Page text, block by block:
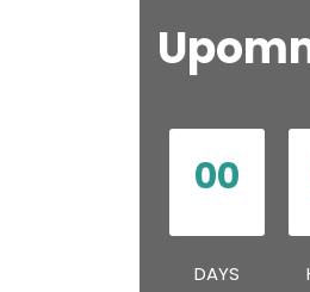
00
DAYS